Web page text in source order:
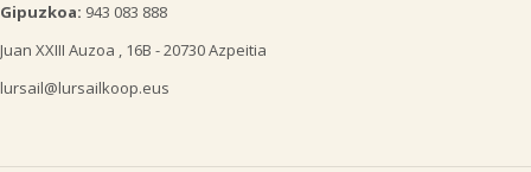
Gipuzkoa: 943 083 888
Juan XXIII Auzoa , 16B - 20730 Azpeitia
lursail@lursailkoop.eus